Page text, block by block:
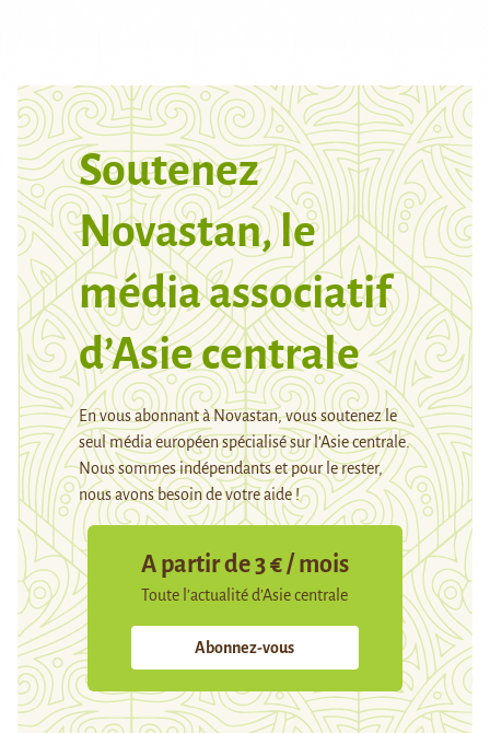
Soutenez
Novastan, le
média associatif
d’Asie centrale
En vous abonnant à Novastan, vous soutenez le
seul média européen spécialisé sur l’Asie centrale.
Nous sommes indépendants et pour le rester,
nous avons besoin de votre aide !
A partir de 3 € / mois
Toute l’actualité d’Asie centrale
Abonnez-vous